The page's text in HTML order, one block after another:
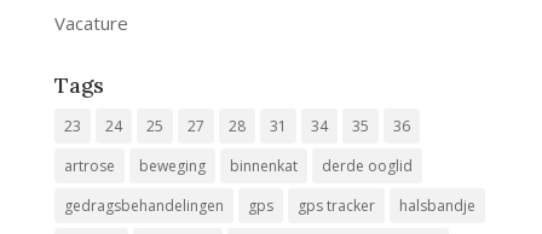
Vacature
Tags
23 24 25 27 28 31 34 35
36
artrose
beweging binnenkat
derde ooglid
gedragsbehandelingen
gps gps tracker
halsbandje